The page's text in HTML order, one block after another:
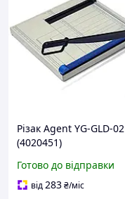
Різак Agent YG-GLD-02
(4020451)
Готово до відправки
від283₴/міс